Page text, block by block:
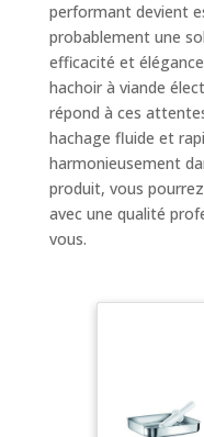
performant devient
probablement une
efficacité et
hachoir à viande
répond à ces
hachage fluide et
harmonieusement
produit, vous
avec une qualité
vous.